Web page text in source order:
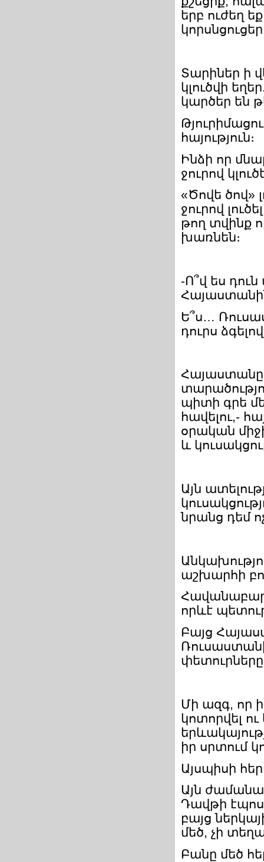
երբ ուժեղ
Տարիներ ի
կլուծվի
կարծեր են
հայություն։
Ինձի որ
ջուրով
«Ծովե ծով»
ջուրով
թող տվինք
խառնեն։
-Ո՞վ ես
Ե՞ս…
դուրս
Հայաստանը
պիտի գրե
հավելու,-
օրական
և
Այն
նրանց դեմ
աշխարհի
Հավանաբար
որևէ
Բայց
Մի ազգ, որ
կոտորվել
իր սրտում
Այսպիսի
Այն
Դավթի
բայց
մեծ, չի
Բանը մեծ